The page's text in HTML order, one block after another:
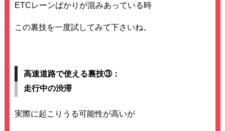
ETCレーンばかりが混みあっている時
この裏技を一度試してみて下さいね。
高速道路で使える裏技③：
走行中の渋滞
実際に起こりうる可能性が高いが